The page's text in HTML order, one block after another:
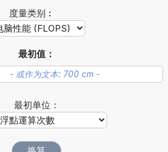
度量类别︰
最初值：
最初单位：